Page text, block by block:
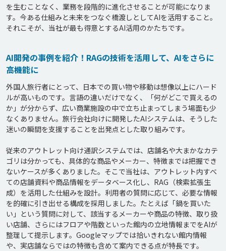
を生むことなく、業務を段階的に進化させることが可能になりま
す。今ある仕組みと未来をつなぐ橋渡しとしてAIを活用すること。
AI開発の事例を紹介！RAGの技術を活用して、AIをさらに
高機能に
外国人旅行者にとって、日本での買い物や移動は想像以上にハード
ルが高いものです。言語の違いだけでなく、「何がどこで買えるの
か」が分からず、広い商業施設の中で立ち止まってしまう場面も少
なくありません。旅行会社向けに開発したAIシステムは、そうした
迷いの瞬間を支援することを出発点とした取り組みです。
従来のアウトレット向け通訳システムでは、店舗名や大まかなカテ
ゴリは分かっても、具体的な商品やメーカー、特徴までは把握でき
ないケースが多くありました。そこで当社は、アウトレット内すべ
ての店舗資料や商品情報をデータベース化し、RAG（検索拡張生
成）を活用した仕組みを設計。利用者の質問に応じて、必要な情報
を的確に引き出せる構成を採用しました。たとえば「鍋を買いた
い」という質問に対して、該当するメーカーや商品の特徴、取り扱
い店舗、さらにはフロアや階数といった館内の立地情報までをAIが
整理して提示します。Googleマップでは拾いきれない館内情報
や、実店舗ならではの特徴も含めて案内できる点が特長です。